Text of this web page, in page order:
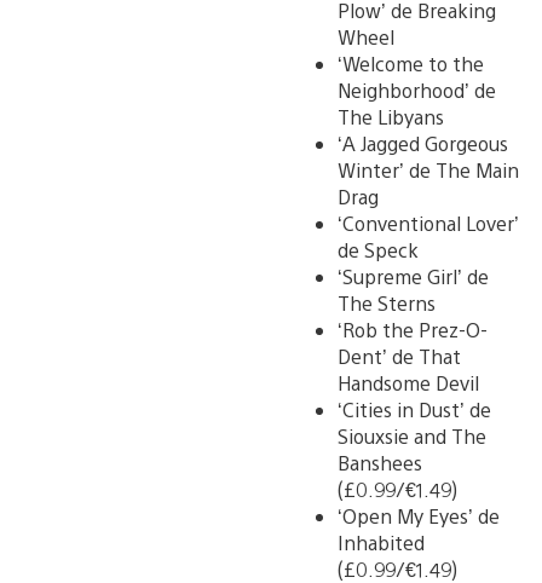
Plow’ de Breaking
Wheel
‘Welcome to the
Neighborhood’ de
The Libyans
‘A Jagged Gorgeous
Winter’ de The Main
Drag
‘Conventional Lover’
de Speck
‘Supreme Girl’ de
The Sterns
‘Rob the Prez-O-
Dent’ de That
Handsome Devil
‘Cities in Dust’ de
Siouxsie and The
Banshees
(£0.99/€1.49)
‘Open My Eyes’ de
Inhabited
(£0.99/€1.49)